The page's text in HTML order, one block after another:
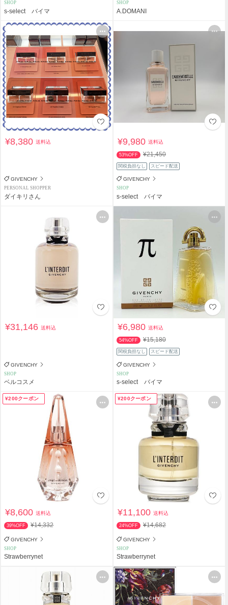
SHOP
s-select バイマ
SHOP
A.DOMANI
¥8,380送料込
GIVENCHY
PERSONAL SHOPPER
ダイキリさん
¥9,980送料込
53%OFF ¥21,450
関税負担なし スピード配送
GIVENCHY
SHOP
s-select バイマ
¥31,146送料込
GIVENCHY
SHOP
ベルコスメ
¥6,980送料込
54%OFF ¥15,180
関税負担なし スピード配送
GIVENCHY
SHOP
s-select バイマ
¥200クーポン
¥8,600送料込
39%OFF ¥14,332
GIVENCHY
SHOP
Strawberrynet
¥200クーポン
¥11,100送料込
24%OFF ¥14,682
GIVENCHY
SHOP
Strawberrynet